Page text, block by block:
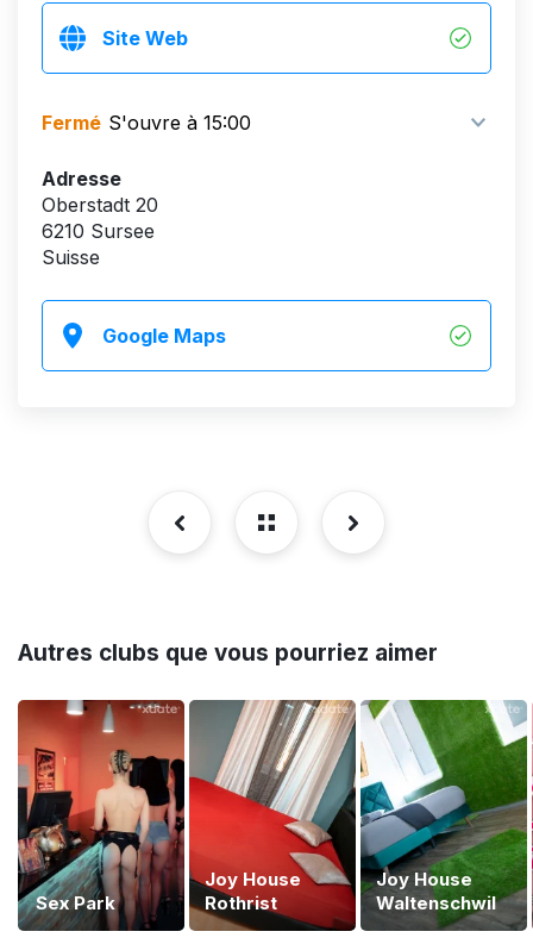
Site Web
Fermé S'ouvre à 15:00
Adresse
Oberstadt 20
6210 Sursee
Suisse
Google Maps
Autres clubs que vous pourriez aimer
Sex Park
Joy House
Rothrist
Joy House
Waltenschwil